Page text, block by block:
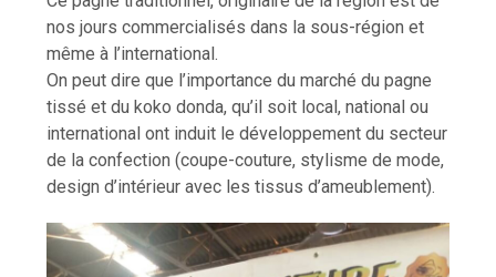
nos jours commercialisés dans la sous-région et
même à l’international.
On peut dire que l’importance du marché du pagne
tissé et du koko donda, qu’il soit local, national ou
international ont induit le développement du secteur
de la confection (coupe-couture, stylisme de mode,
design d’intérieur avec les tissus d’ameublement).